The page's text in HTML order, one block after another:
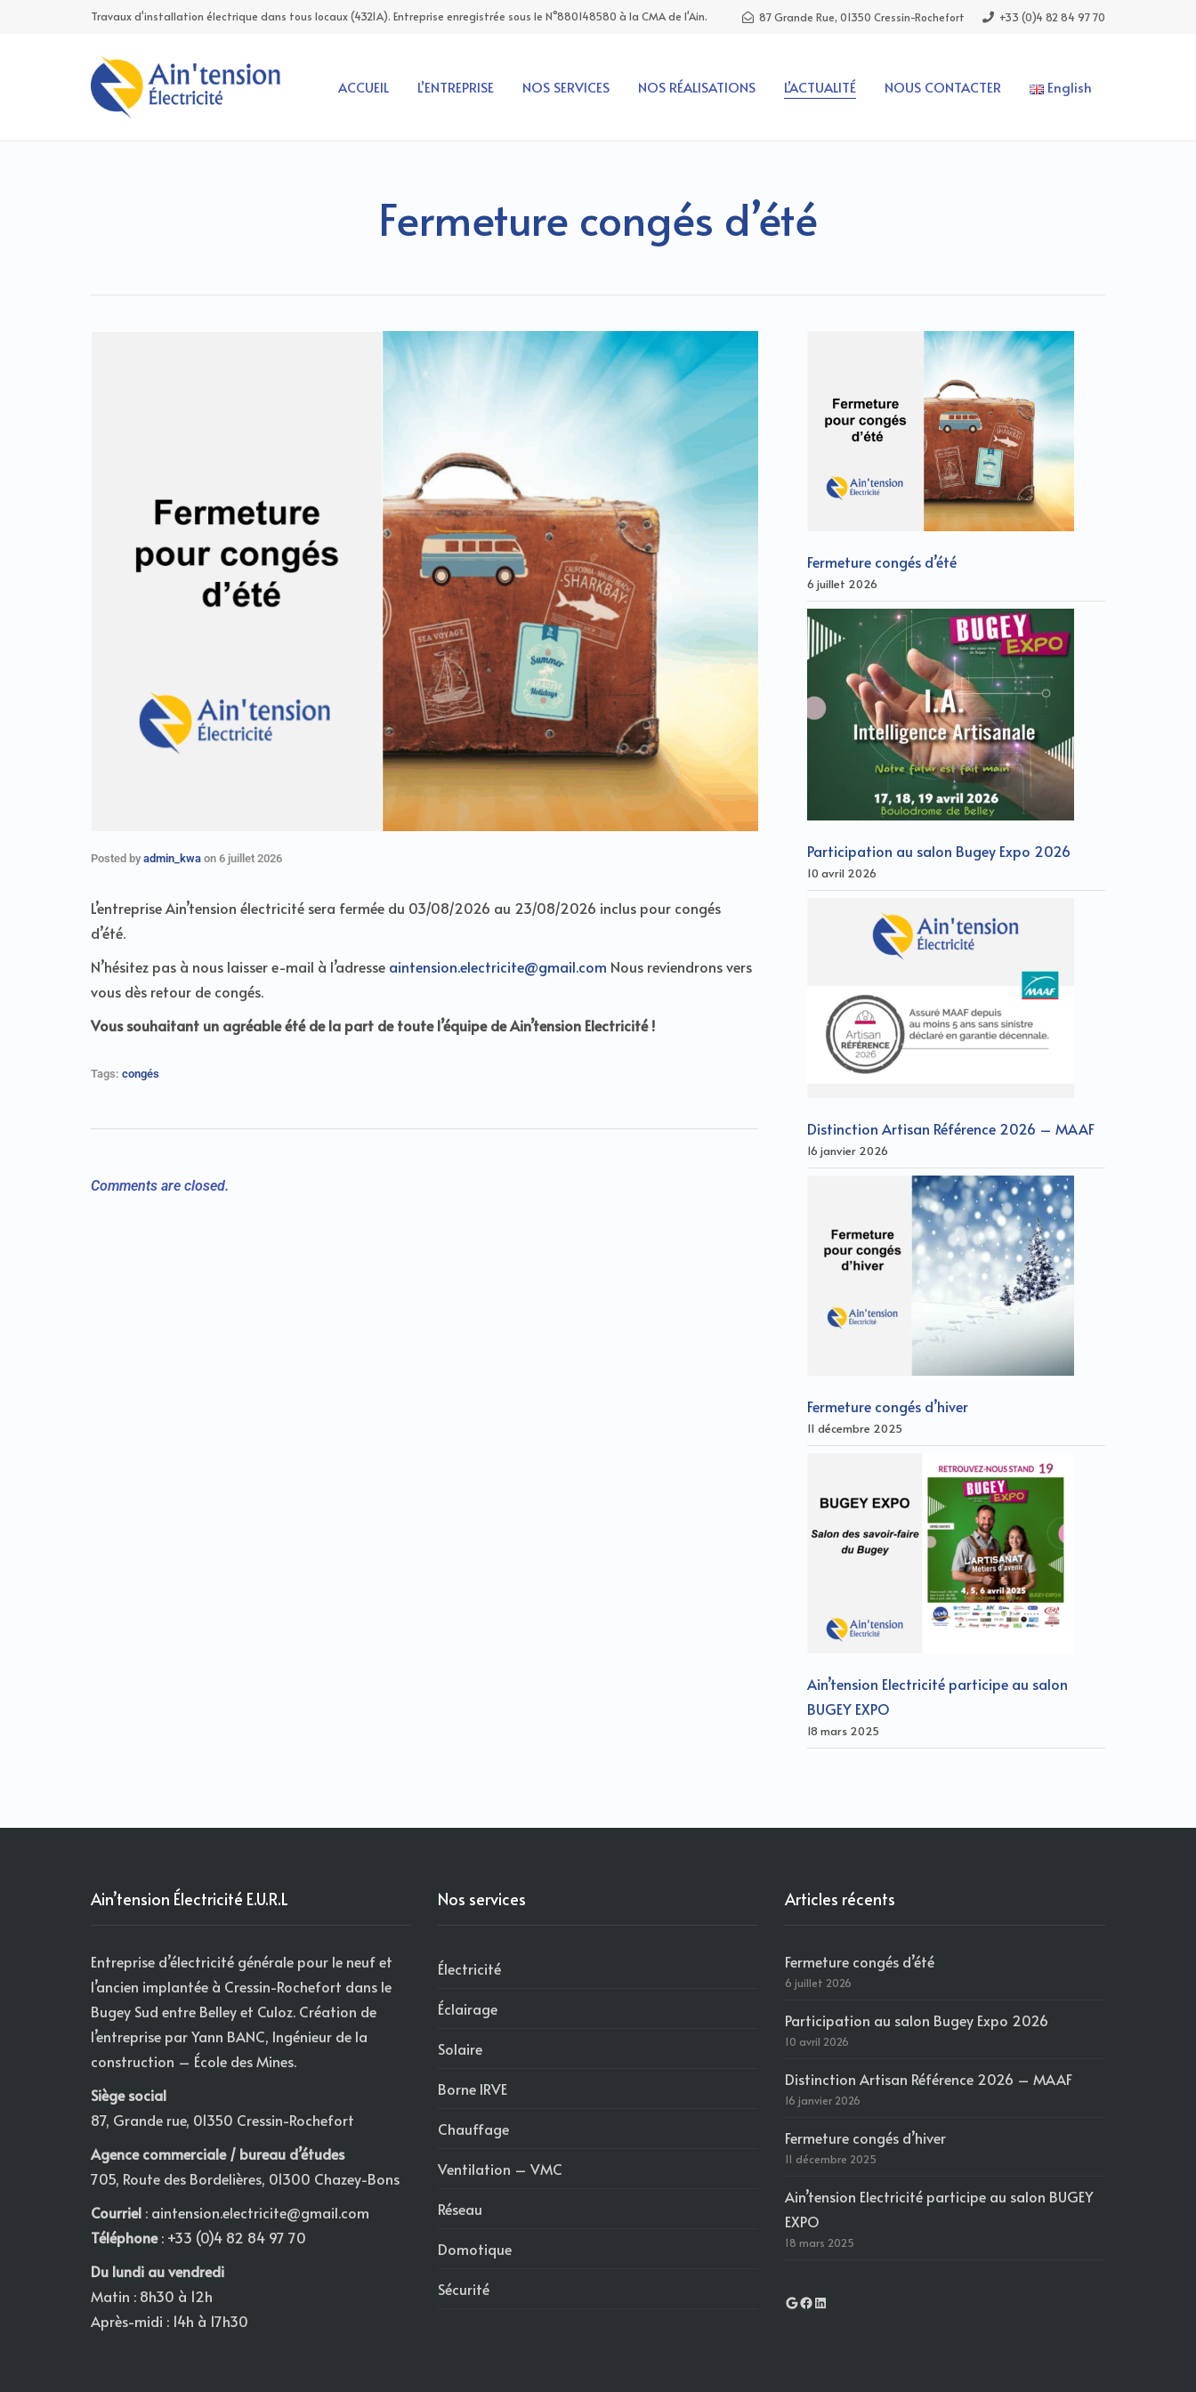
Travaux d'installation électrique dans tous locaux (4321A). Entreprise enregistrée sous le N°880148580 à la CMA de l'Ain. 87 Grande Rue, 01350 Cressin-Rochefort +33 (0)4 82 84 97 70
ACCUEIL L’ENTREPRISE NOS SERVICES NOS RÉALISATIONS L’ACTUALITÉ NOUS CONTACTER English
Fermeture congés d’été
Posted byadmin_kwa on 6 juillet 2026
L’entreprise Ain’tension électricité sera fermée du 03/08/2026 au 23/08/2026 inclus pour congés
d’été.
N’hésitez pas à nous laisser e-mail à l’adresse aintension.electricite@gmail.com Nous reviendrons vers
vous dès retour de congés.
Vous souhaitant un agréable été de la part de toute l’équipe de Ain’tension Electricité !
Tags: congés
Comments are closed.
Fermeture congés d’été
6 juillet 2026
Participation au salon Bugey Expo 2026
10 avril 2026
Distinction Artisan Référence 2026 – MAAF
16 janvier 2026
Fermeture congés d’hiver
11 décembre 2025
Ain’tension Electricité participe au salon
BUGEY EXPO
18 mars 2025
Ain’tension Électricité E.U.R.L
Entreprise d’électricité générale pour le neuf et
l’ancien implantée à Cressin-Rochefort dans le
Bugey Sud entre Belley et Culoz. Création de
l’entreprise par Yann BANC, Ingénieur de la
construction – École des Mines.
Siège social
87, Grande rue, 01350 Cressin-Rochefort
Agence commerciale / bureau d’études
705, Route des Bordelières, 01300 Chazey-Bons
Courriel : aintension.electricite@gmail.com
Téléphone: +33 (0)4 82 84 97 70
Du lundi au vendredi
Matin : 8h30 à 12h
Après-midi : 14h à 17h30
Nos services
Électricité
Éclairage
Solaire
Borne IRVE
Chauffage
Ventilation – VMC
Réseau
Domotique
Sécurité
Articles récents
Fermeture congés d’été
6 juillet 2026
Participation au salon Bugey Expo 2026
10 avril 2026
Distinction Artisan Référence 2026 – MAAF
16 janvier 2026
Fermeture congés d’hiver
11 décembre 2025
Ain’tension Electricité participe au salon BUGEY
EXPO
18 mars 2025